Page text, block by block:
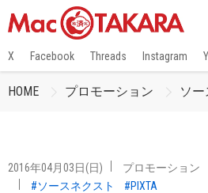
X Facebook Threads Instagram
HOME プロモーション ソ
2016年04月03日(日)
プロモーション
#ソースネクスト
#PIXTA